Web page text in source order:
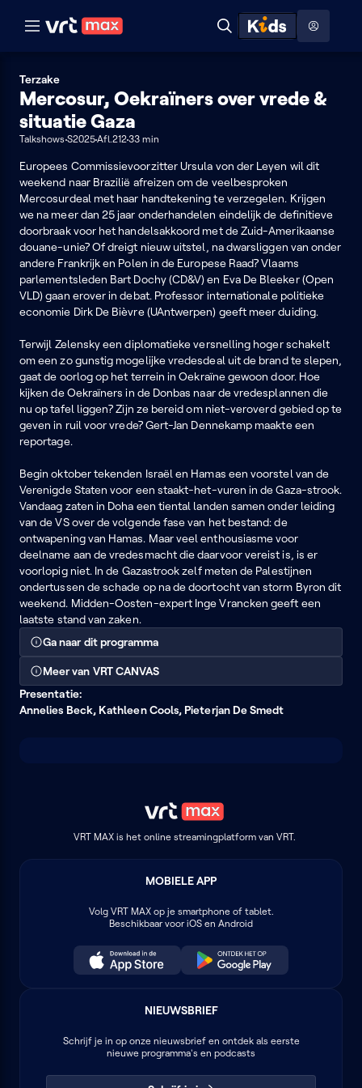
Naar hoofdinhoud Naar audiodescriptie Naar help
Zoeken
ontdekken
Terzake
Mercosur, Oekraïners over vrede &
situatie Gaza
Talkshows S2025Afl.21233 min
Europees Commissievoorzitter Ursula von der Leyen wil dit
weekend naar Brazilië afreizen om de veelbesproken
Mercosurdeal met haar handtekening te verzegelen. Krijgen
we na meer dan 25 jaar onderhandelen eindelijk de definitieve
doorbraak voor het handelsakkoord met de Zuid-Amerikaanse
douane-unie? Of dreigt nieuw uitstel, na dwarsliggen van onder
andere Frankrijk en Polen in de Europese Raad? Vlaams
parlementsleden Bart Dochy (CD&V) en Eva De Bleeker (Open
VLD) gaan erover in debat. Professor internationale politieke
economie Dirk De Bièvre (UAntwerpen) geeft meer duiding.
Terwijl Zelensky een diplomatieke versnelling hoger schakelt
om een zo gunstig mogelijke vredesdeal uit de brand te slepen,
gaat de oorlog op het terrein in Oekraïne gewoon door. Hoe
kijken de Oekraïners in de Donbas naar de vredesplannen die
nu op tafel liggen? Zijn ze bereid om niet-veroverd gebied op te
geven in ruil voor vrede? Gert-Jan Dennekamp maakte een
reportage.
Begin oktober tekenden Israël en Hamas een voorstel van de
Verenigde Staten voor een staakt-het-vuren in de Gaza-strook.
Vandaag zaten in Doha een tiental landen samen onder leiding
van de VS over de volgende fase van het bestand: de
ontwapening van Hamas. Maar veel enthousiasme voor
deelname aan de vredesmacht die daarvoor vereist is, is er
voorlopig niet. In de Gazastrook zelf meten de Palestijnen
ondertussen de schade op na de doortocht van storm Byron dit
weekend. Midden-Oosten-expert Inge Vrancken geeft een
laatste stand van zaken.
Ga naar dit programma
Meer van VRT CANVAS
Presentatie:
Annelies Beck, Kathleen Cools, Pieterjan De Smedt
VRT MAX is het online streamingplatform van VRT.
MOBIELE APP
Volg VRT MAXop je smartphone of tablet.
Beschikbaar voor iOS en Android
NIEUWSBRIEF
Schrijf je in op onze nieuwsbrief en ontdek als eerste
nieuwe programma's en podcasts